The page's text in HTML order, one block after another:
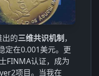
出的三维共识机制 ，
定在0.001美元。更
FINMA认证，成为
项目。当我在